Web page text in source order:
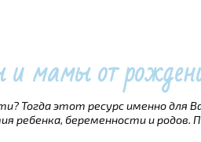
и мамы от
Тогда этот ресурс именно для
ребенка, беременности и родов.